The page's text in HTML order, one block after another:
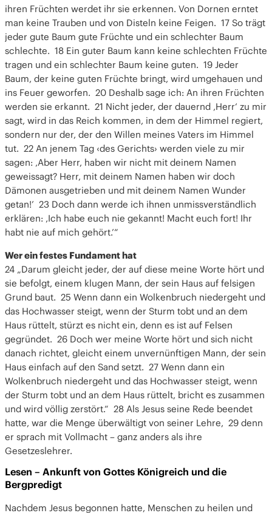
ihren Früchten werdet ihr sie erkennen. Von Dornen erntet
man keine Trauben und von Disteln keine Feigen. 17 So trägt
jeder gute Baum gute Früchte und ein schlechter Baum
schlechte. 18 Ein guter Baum kann keine schlechten Früchte
tragen und ein schlechter Baum keine guten. 19 Jeder
Baum, der keine guten Früchte bringt, wird umgehauen und
ins Feuer geworfen. 20 Deshalb sage ich: An ihren Früchten
werden sie erkannt. 21 Nicht jeder, der dauernd ‚Herr‘ zu mir
sagt, wird in das Reich kommen, in dem der Himmel regiert,
sondern nur der, der den Willen meines Vaters im Himmel
tut. 22 An jenem Tag ‹des Gerichts› werden viele zu mir
sagen: ‚Aber Herr, haben wir nicht mit deinem Namen
geweissagt? Herr, mit deinem Namen haben wir doch
Dämonen ausgetrieben und mit deinem Namen Wunder
getan!’ 23 Doch dann werde ich ihnen unmissverständlich
erklären: ‚Ich habe euch nie gekannt! Macht euch fort! Ihr
habt nie auf mich gehört.’“
Wer ein festes Fundament hat
24 „Darum gleicht jeder, der auf diese meine Worte hört und
sie befolgt, einem klugen Mann, der sein Haus auf felsigen
Grund baut. 25 Wenn dann ein Wolkenbruch niedergeht und
das Hochwasser steigt, wenn der Sturm tobt und an dem
Haus rüttelt, stürzt es nicht ein, denn es ist auf Felsen
gegründet. 26 Doch wer meine Worte hört und sich nicht
danach richtet, gleicht einem unvernünftigen Mann, der sein
Haus einfach auf den Sand setzt. 27 Wenn dann ein
Wolkenbruch niedergeht und das Hochwasser steigt, wenn
der Sturm tobt und an dem Haus rüttelt, bricht es zusammen
und wird völlig zerstört.“ 28 Als Jesus seine Rede beendet
hatte, war die Menge überwältigt von seiner Lehre, 29 denn
er sprach mit Vollmacht – ganz anders als ihre
Gesetzeslehrer.
Lesen – Ankunft von Gottes Königreich und die
Bergpredigt
Nachdem Jesus begonnen hatte, Menschen zu heilen und